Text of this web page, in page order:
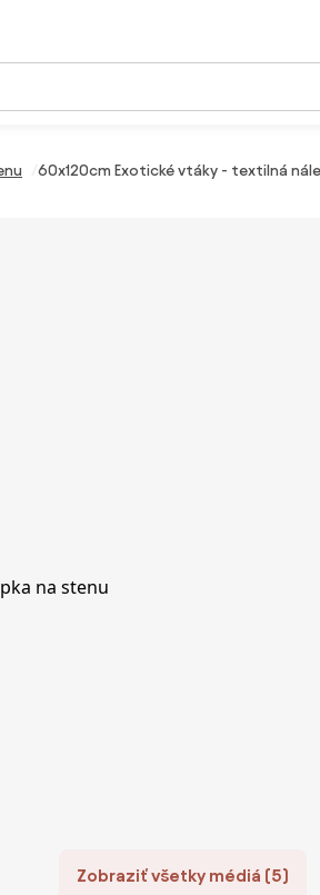
60x120cm Exotické vtáky - textilná
Zobraziť všetky médiá (5)